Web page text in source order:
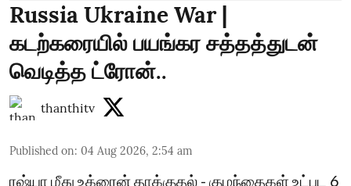
Russia Ukraine War |
கடற்கரையில் பயங்கர சத்தத்துடன்
வெடித்த ட்ரோன்..
thanthitv
Published on: 04 Aug 2026, 2:54 am
ரஷ்யா மீது உக்ரைன் தாக்குதல் - குழந்தைகள் உட்பட 6